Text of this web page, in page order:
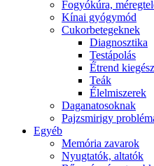
Fogyókúra,
Kínai gyógymód
Cukorbetegeknek
Diagnosztika
Testápolás
É́trend
Teák
É́lelmiszerek
Daganatosoknak
Pajzsmirigy
Egyéb
Memória zavarok
Nyugtatók, altatók